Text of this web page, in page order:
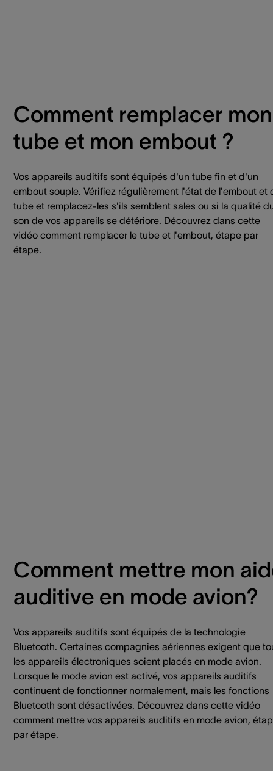
Comment remplacer mon
tube et mon embout ?
Vos appareils auditifs sont équipés d'un tube fin et d'un
embout souple. Vérifiez régulièrement l'état de l'embout et
tube et remplacez-les s'ils semblent sales ou si la qualité
son de vos appareils se détériore. Découvrez dans cette
vidéo comment remplacer le tube et l'embout, étape par
étape.
Comment mettre mon
auditive en mode avion?
Vos appareils auditifs sont équipés de la technologie
Bluetooth. Certaines compagnies aériennes exigent que
les appareils électroniques soient placés en mode avion.
Lorsque le mode avion est activé, vos appareils auditifs
continuent de fonctionner normalement, mais les fonctions
Bluetooth sont désactivées. Découvrez dans cette vidéo
comment mettre vos appareils auditifs en mode avion,
par étape.